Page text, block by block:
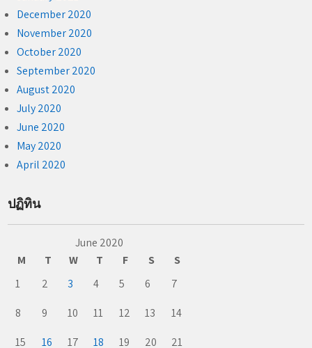
December 2020
November 2020
October 2020
September 2020
August 2020
July 2020
June 2020
May 2020
April 2020
ปฏิทิน
June 2020
M
T W T F S
S
1
2 3 4 5 6
7
8
9 10 11 12 13
14
15
16 17 18 19 20
21